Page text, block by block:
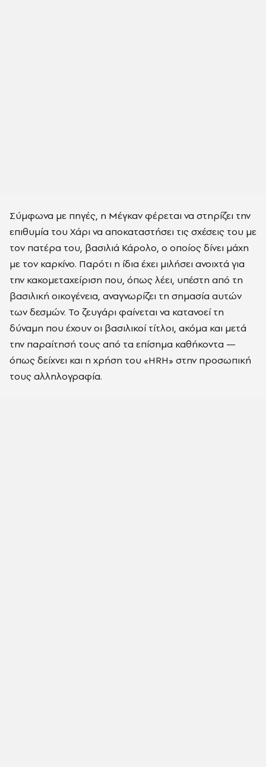
Σύμφωνα με πηγές, η Μέγκαν φέρεται να στηρίζει την
επιθυμία του Χάρι να αποκαταστήσει τις σχέσεις του με
τον πατέρα του, βασιλιά Κάρολο, ο οποίος δίνει μάχη
με τον καρκίνο. Παρότι η ίδια έχει μιλήσει ανοιχτά για
την κακομεταχείριση που, όπως λέει, υπέστη από τη
βασιλική οικογένεια, αναγνωρίζει τη σημασία αυτών
των δεσμών. Το ζευγάρι φαίνεται να κατανοεί τη
δύναμη που έχουν οι βασιλικοί τίτλοι, ακόμα και μετά
την παραίτησή τους από τα επίσημα καθήκοντα —
όπως δείχνει και η χρήση του «HRH» στην προσωπική
τους αλληλογραφία.